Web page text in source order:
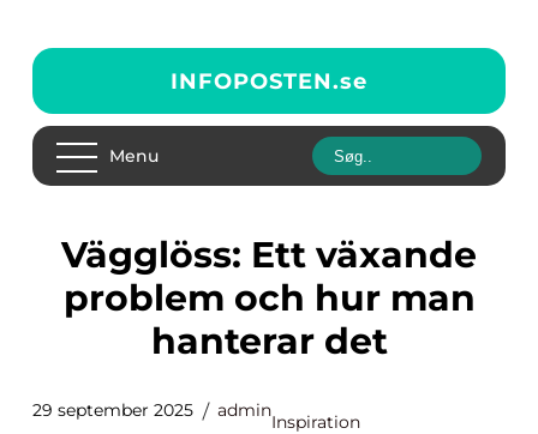
INFOPOSTEN.se
Menu
Vägglöss: Ett växande
problem och hur man
hanterar det
29 september 2025 admin
Inspiration